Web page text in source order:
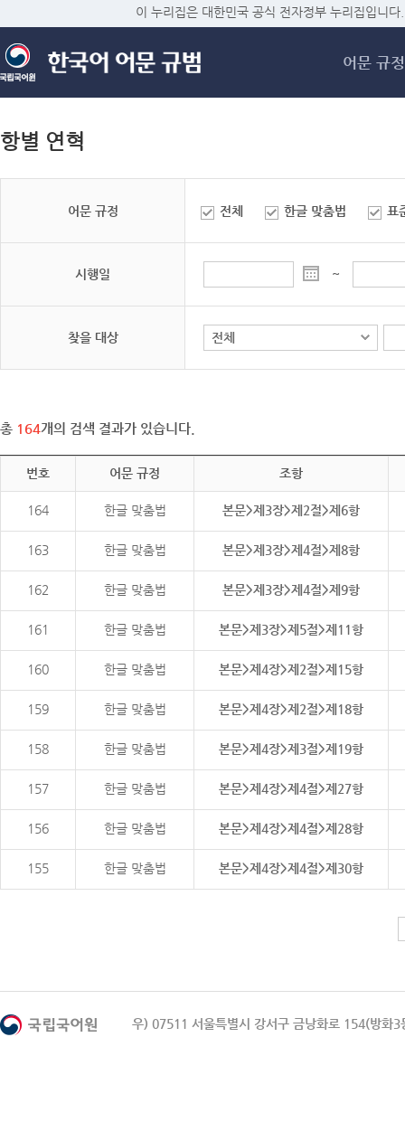
메
이 누리집은 대한민국 공식 전자정부 누리집입니다.
어문 규정
항별 연혁
어문 규정 전체 한글 맞춤법 표
시행일 ~
찾을 대상
총 164개의 검색 결과가 있습니다.
번호 어문 규정 조항
164 한글 맞춤법 본문>제3장>제2절>제6항
163 한글 맞춤법 본문>제3장>제4절>제8항
162 한글 맞춤법 본문>제3장>제4절>제9항
161 한글 맞춤법 본문>제3장>제5절>제11항
160 한글 맞춤법 본문>제4장>제2절>제15항
159 한글 맞춤법 본문>제4장>제2절>제18항
158 한글 맞춤법 본문>제4장>제3절>제19항
157 한글 맞춤법 본문>제4장>제4절>제27항
156 한글 맞춤법 본문>제4장>제4절>제28항
155 한글 맞춤법 본문>제4장>제4절>제30항
우) 07511 서울특별시 강서구 금낭화로 154(방화3